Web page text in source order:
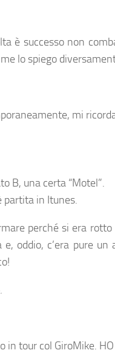
è successo non
lo spiego
mi
B, una certa “Motel”.
partita in Itunes.
perché si era
oddio, c’era pure un
tour col GiroMike. HO